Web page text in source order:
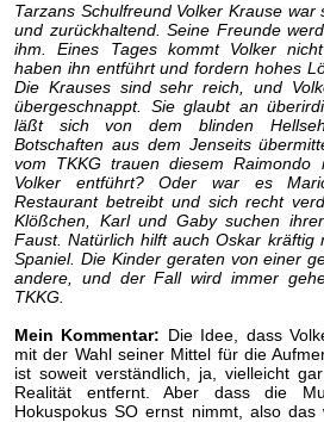
Tarzans Schulfreund Volker Krause
und zurückhaltend. Seine Freunde
ihm. Eines Tages kommt Volker
haben ihn entführt und fordern hohes
Die Krauses sind sehr reich, und
übergeschnappt. Sie glaubt an
läßt sich von dem blinden
Botschaften aus dem Jenseits
vom TKKG trauen diesem
Volker entführt? Oder war es
Restaurant betreibt und sich recht
Klößchen, Karl und Gaby suchen
Faust. Natürlich hilft auch Oskar kräftig
Spaniel. Die Kinder geraten von einer
andere, und der Fall wird immer
TKKG.
Mein Kommentar: Die Idee, dass
mit der Wahl seiner Mittel für die
ist soweit verständlich, ja, vielleicht
Realität entfernt. Aber dass die
Hokuspokus SO ernst nimmt, also